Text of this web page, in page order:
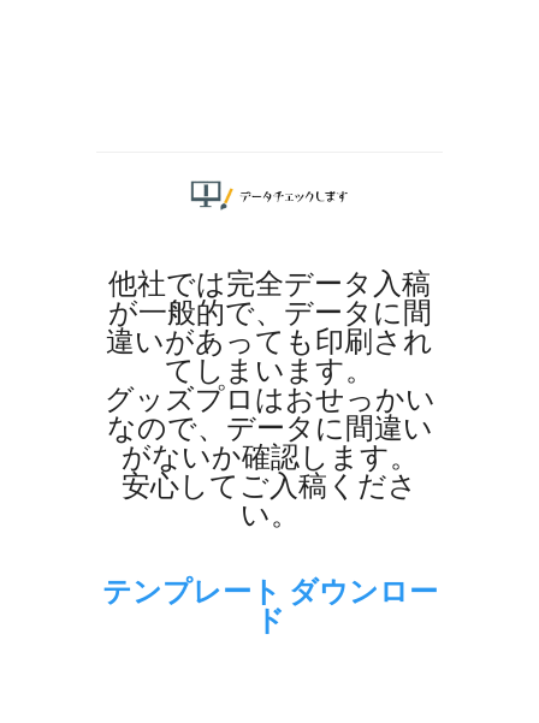
他社では完全データ入稿
が一般的で、データに間
違いがあっても印刷され
てしまいます。
グッズプロはおせっかい
なので、データに間違い
がないか確認します。
安心してご入稿くださ
い。
テンプレート ダウンロー
ド